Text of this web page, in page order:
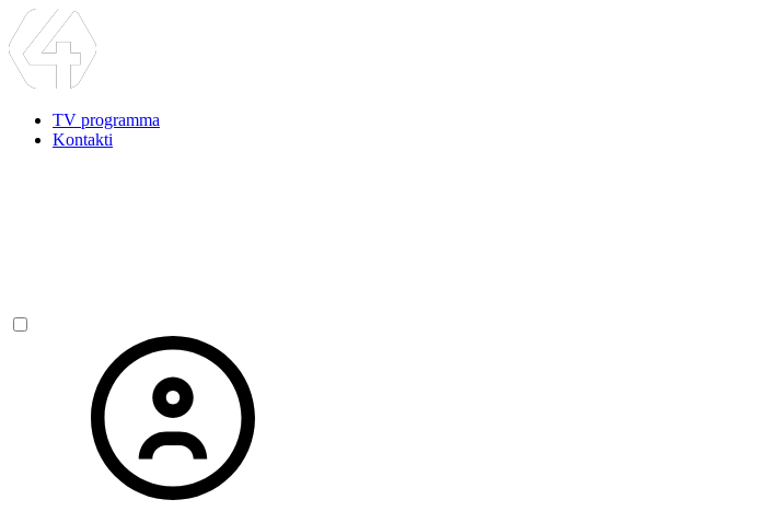
TV programma
Kontakti